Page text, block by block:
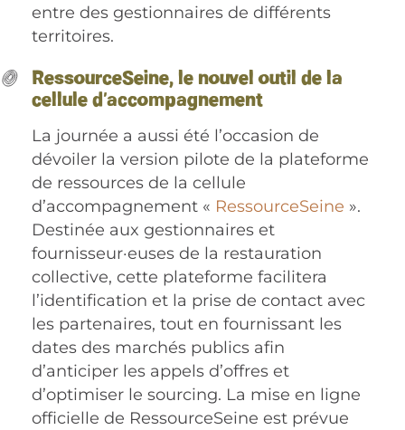
entre des gestionnaires de différents
territoires.
RessourceSeine, le nouvel outil de la
cellule d’accompagnement
La journée a aussi été l’occasion de
dévoiler la version pilote de la plateforme
de ressources de la cellule
d’accompagnement « RessourceSeine ».
Destinée aux gestionnaires et
fournisseur·euses de la restauration
collective, cette plateforme facilitera
l’identification et la prise de contact avec
les partenaires, tout en fournissant les
dates des marchés publics afin
d’anticiper les appels d’offres et
d’optimiser le sourcing. La mise en ligne
officielle de RessourceSeine est prévue